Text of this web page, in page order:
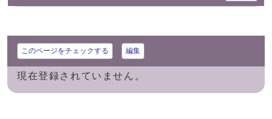
このページをチェックする 編集
現在登録されていません。